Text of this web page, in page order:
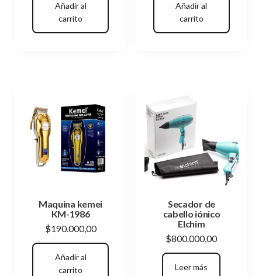
Añadir al
carrito
Añadir al
carrito
Maquina kemei
KM-1986
$190.000,00
Añadir al
carrito
Secador de
cabello iónico
Elchim
$800.000,00
Leer más